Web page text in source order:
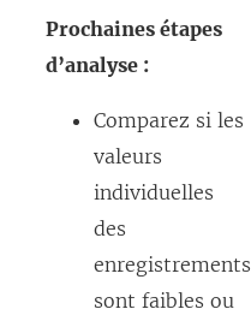
Prochaines étapes
d’analyse :
Comparez si les
valeurs
individuelles
des
enregistrements
sont faibles ou